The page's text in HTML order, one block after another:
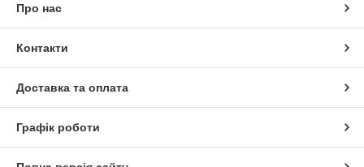
Про нас
Контакти
Доставка та оплата
Графік роботи